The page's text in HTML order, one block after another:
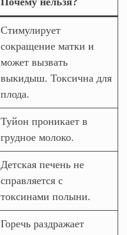
Стимулирует
сокращение матки и
может вызвать
выкидыш. Токсична для
плода.
Туйон проникает в
грудное молоко.
Детская печень не
справляется с
токсинами полыни.
Горечь раздражает